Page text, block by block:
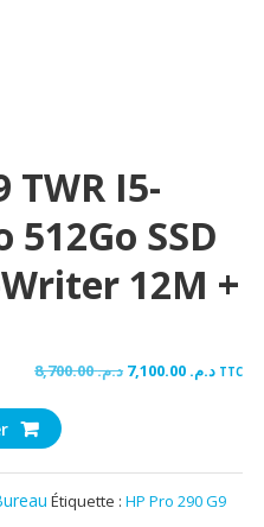
TWR I5-
512Go SSD
12M +
د.م.8,700.00
Le
د.م. 8,700.00.
د.م.Le
TTC
Étiquette : HP Pro 290 G9